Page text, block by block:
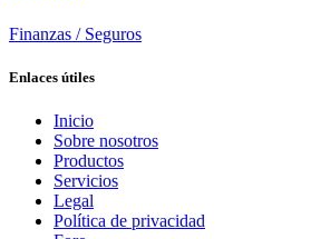
Finanzas / Seguros
Enlaces útiles
Inicio
Sobre nosotros
Productos
Servicios
Legal
Política de privacidad